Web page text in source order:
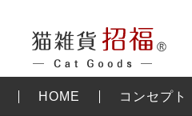
HOME コンセプト